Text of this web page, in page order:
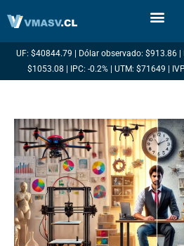
UF: $40844.79 | Dólar observado: $913.86
$1053.08 | IPC: -0.2% | UTM: $71649 |